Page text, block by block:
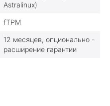
Astralinux)
fTPM
12 месяцев, опционально -
расширение гарантии